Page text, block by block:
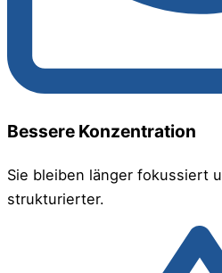
Bessere Konzentration
Sie bleiben länger fokussiert
strukturierter.